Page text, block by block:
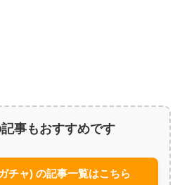
事もおすすめです
チャ) の記事一覧はこちら